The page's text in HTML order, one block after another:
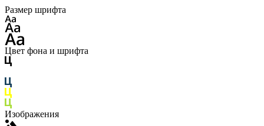
Размер шрифта
Цвет фона и шрифта
Изображения